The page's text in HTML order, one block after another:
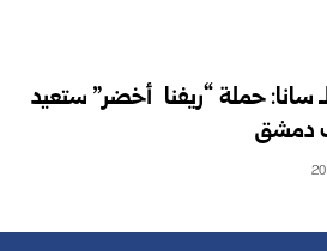
لـ سانا: حملة “ريفنا أخضر” ستعيد
دمشق